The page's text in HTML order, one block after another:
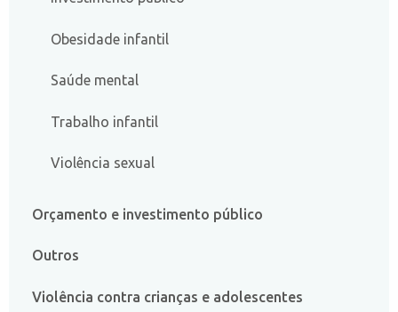
Obesidade infantil
Saúde mental
Trabalho infantil
Violência sexual
Orçamento e investimento público
Outros
Violência contra crianças e adolescentes